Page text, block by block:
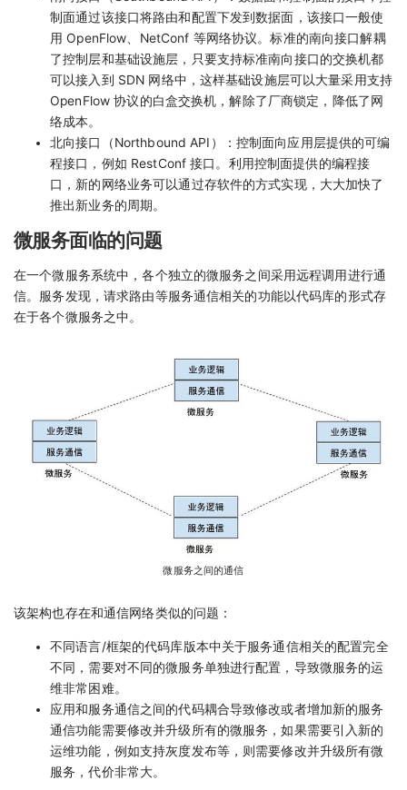
制面通过该接口将路由和配置下发到数据面，该接口一般使
用 OpenFlow、NetConf 等网络协议。标准的南向接口解耦
了控制层和基础设施层，只要支持标准南向接口的交换机都
可以接入到 SDN 网络中，这样基础设施层可以大量采用支持
OpenFlow 协议的白盒交换机，解除了厂商锁定，降低了网
络成本。
北向接口（Northbound API）：控制面向应用层提供的可编
程接口，例如 RestConf 接口。利用控制面提供的编程接
口，新的网络业务可以通过存软件的方式实现，大大加快了
推出新业务的周期。
微服务面临的问题
在一个微服务系统中，各个独立的微服务之间采用远程调用进行通
信。服务发现，请求路由等服务通信相关的功能以代码库的形式存
在于各个微服务之中。
微服务之间的通信
该架构也存在和通信网络类似的问题：
不同语言/框架的代码库版本中关于服务通信相关的配置完全
不同，需要对不同的微服务单独进行配置，导致微服务的运
维非常困难。
应用和服务通信之间的代码耦合导致修改或者增加新的服务
通信功能需要修改并升级所有的微服务，如果需要引入新的
运维功能，例如支持灰度发布等，则需要修改并升级所有微
服务，代价非常大。